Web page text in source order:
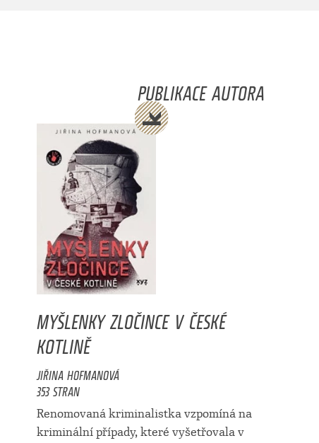
PUBLIKACE AUTORA
MYŠLENKY ZLOČINCE V ČESKÉ
KOTLINĚ
JIŘINA HOFMANOVÁ
353 STRAN
Renomovaná kriminalistka vzpomíná na
kriminální případy, které vyšetřovala v